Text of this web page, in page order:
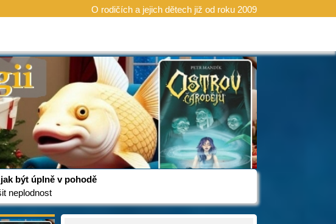
O rodičích a jejich dětech již od roku 2009
být úplně v pohodě
neplodnost